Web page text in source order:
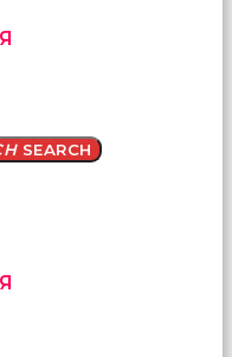
SEARCH